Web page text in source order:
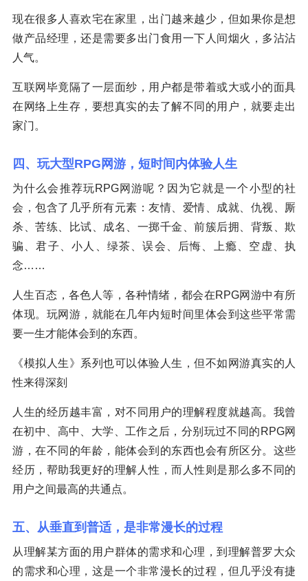
现在很多人喜欢宅在家里，出门越来越少，但如果你是想
做产品经理，还是需要多出门食用一下人间烟火，多沾沾
人气。
互联网毕竟隔了一层面纱，用户都是带着或大或小的面具
在网络上生存，要想真实的去了解不同的用户，就要走出
家门。
四、玩大型RPG网游，短时间内体验人生
为什么会推荐玩RPG网游呢？因为它就是一个小型的社
会，包含了几乎所有元素：友情、爱情、成就、仇视、厮
杀、苦练、比试、成名、一掷千金、前簇后拥、背叛、欺
骗、君子、小人、绿茶、误会、后悔、上瘾、空虚、执
念……
人生百态，各色人等，各种情绪，都会在RPG网游中有所
体现。玩网游，就能在几年内短时间里体会到这些平常需
要一生才能体会到的东西。
《模拟人生》系列也可以体验人生，但不如网游真实的人
性来得深刻
人生的经历越丰富，对不同用户的理解程度就越高。我曾
在初中、高中、大学、工作之后，分别玩过不同的RPG网
游，在不同的年龄，能体会到的东西也会有所区分。这些
经历，帮助我更好的理解人性，而人性则是那么多不同的
用户之间最高的共通点。
五、从垂直到普适，是非常漫长的过程
从理解某方面的用户群体的需求和心理，到理解普罗大众
的需求和心理，这是一个非常漫长的过程，但几乎没有捷